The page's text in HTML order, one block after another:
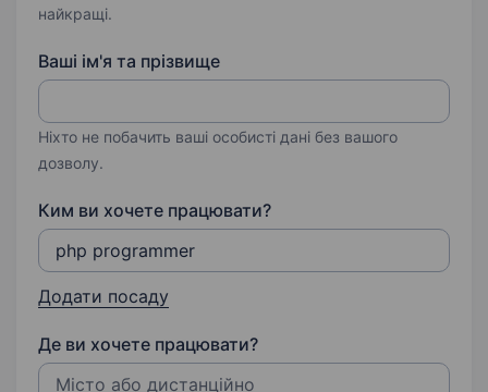
найкращі.
Ваші ім'я та прізвище
Ніхто не побачить ваші особисті дані без вашого
дозволу.
Ким ви хочете працювати?
Додати посаду
Де ви хочете працювати?